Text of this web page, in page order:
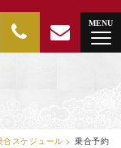
MENU
宿釣新
合スケジュール 乗合予約